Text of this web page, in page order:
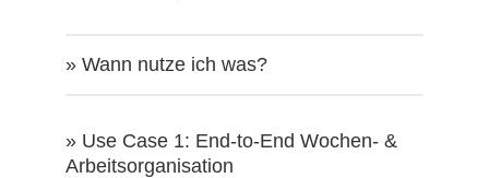
» Wann nutze ich was?
» Use Case 1: End-to-End Wochen- &
Arbeitsorganisation